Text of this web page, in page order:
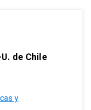
de Chile
y